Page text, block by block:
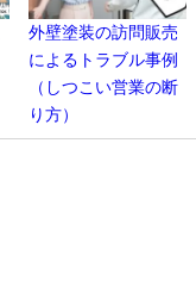
外壁塗装の訪問販売
によるトラブル事例
（しつこい営業の断
り方）